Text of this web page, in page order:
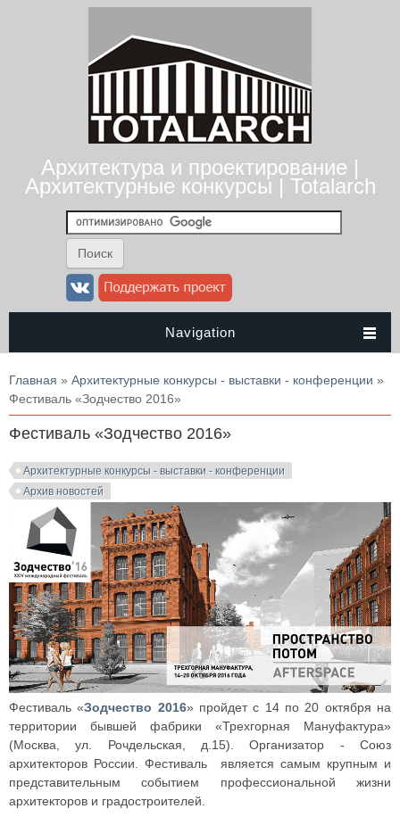
Архитектура и проектирование |
Архитектурные конкурсы | Totalarch
Navigation
Вы здесь
Главная » Архитектурные конкурсы - выставки - конференции »
Фестиваль «Зодчество 2016»
Фестиваль «Зодчество 2016»
Архитектурные конкурсы - выставки - конференции
Архив новостей
Фестиваль «Зодчество 2016» пройдет с 14 по 20 октября на
территории бывшей фабрики «Трехгорная Мануфактура»
(Москва, ул. Рочдельская, д.15). Организатор - Союз
архитекторов России. Фестиваль является самым крупным и
представительным событием профессиональной жизни
архитекторов и градостроителей.